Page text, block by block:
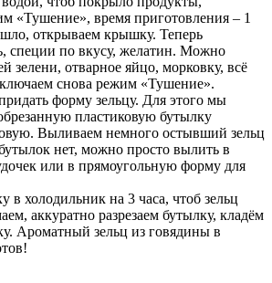
«Тушение», время приготовления – 1
открываем крышку. Теперь
специи по вкусу, желатин. Можно
зелени, отварное яйцо, морковку, всё
снова режим «Тушение».
форму зельцу. Для этого мы
пластиковую бутылку
Выливаем немного остывший зельц
нет, можно просто вылить в
или в прямоугольную форму для
в холодильник на 3 часа, чтоб зельц
аккуратно разрезаем бутылку, кладём
Ароматный зельц из говядины в